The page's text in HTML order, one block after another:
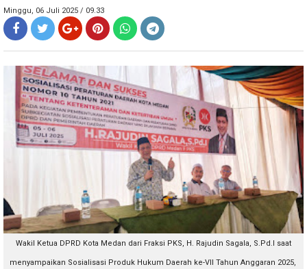
Minggu, 06 Juli 2025 / 09.33
Wakil Ketua DPRD Kota Medan dari Fraksi PKS, H. Rajudin Sagala, S.Pd.I saat
menyampaikan Sosialisasi Produk Hukum Daerah ke-VII Tahun Anggaran 2025,